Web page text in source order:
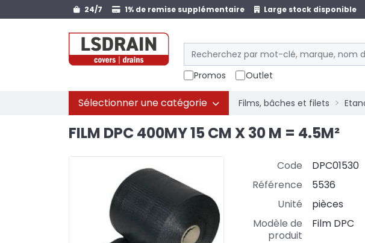
24/7 1% de remise supplémentaire Large stock disponible
Promos Outlet
Sélectionner une catégorie Films, bâches et filets
FILM DPC 400MY 15 CM X 30 M = 4.5M²
Code
DPC01530
Référence
5536
Unité
pièces
Modèle de
produit
Film DPC